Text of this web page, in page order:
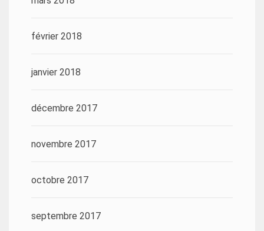
février 2018
janvier 2018
décembre 2017
novembre 2017
octobre 2017
septembre 2017